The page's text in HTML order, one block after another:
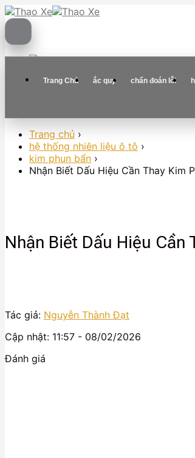
Skip
to
Trang Chủ ắc quy chẩn đoán lỗi
Trang chủ ›
hệ thống nhiên liệu ô tô ›
kim phun bẩn ›
Nhận Biết Dấu Hiệu Cần Thay Kim
Nhận Biết Dấu Hiệu Cần
Tác giả: Nguyễn Thành Đạt
Cập nhật: 11:57 - 08/02/2026
Đánh giá